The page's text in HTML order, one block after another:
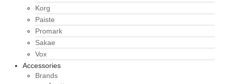
Korg
Paiste
Promark
Sakae
Vox
Accessories
Brands